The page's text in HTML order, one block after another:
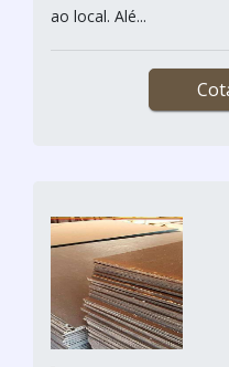
ao local. Alé...